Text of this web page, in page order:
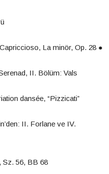
La minör, Op. 28 ●
II. Bölüm: Vals
dansée, “Pizzicati”
II. Forlane ve IV.
Sz. 56, BB 68